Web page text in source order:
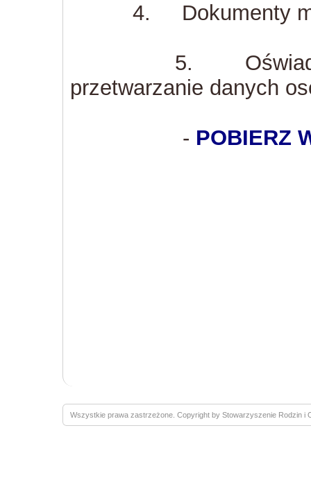
4. Dokumenty
5.
przetwarzanie danych
- POBIERZ
Wszystkie prawa zastrzeżone. Copyright by Stowarzyszenie Rodzin i